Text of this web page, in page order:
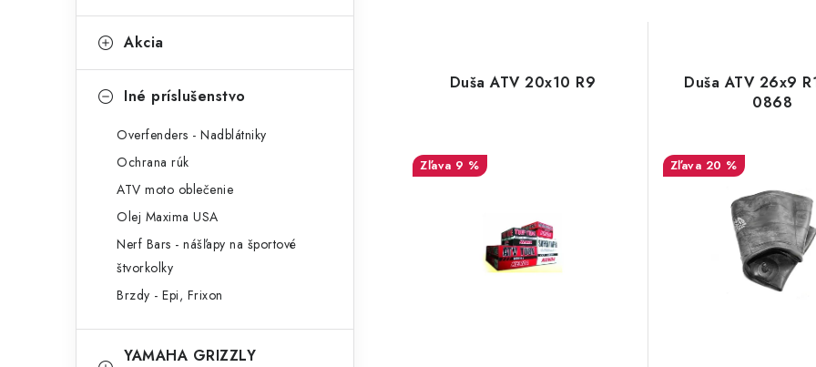
Akcia
Iné príslušenstvo
Overfenders - Nadblátniky
Ochrana rúk
ATV moto oblečenie
Olej Maxima USA
Nerf Bars - nášľapy na športové
štvorkolky
Brzdy - Epi, Frixon
YAMAHA GRIZZLY
Duša ATV 20x10 R9
9 %
Duša ATV 26x9
0868
20 %